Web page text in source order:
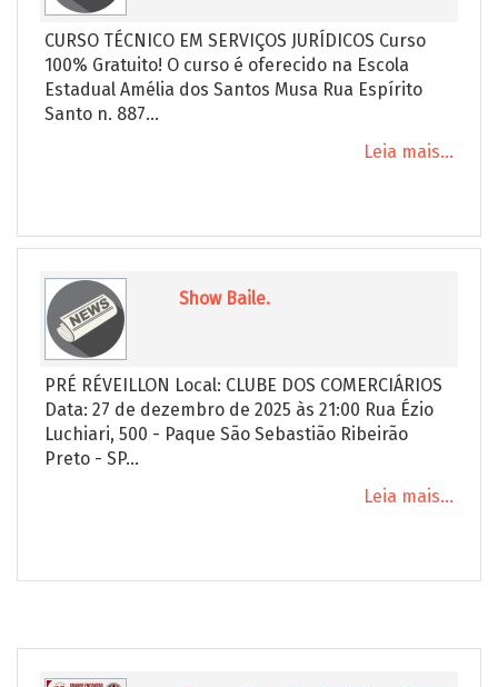
CURSO TÉCNICO EM SERVIÇOS JURÍDICOS Curso
100% Gratuito! O curso é oferecido na Escola
Estadual Amélia dos Santos Musa Rua Espírito
Santo n. 887...
Leia mais...
Show Baile.
PRÉ RÉVEILLON Local: CLUBE DOS COMERCIÁRIOS
Data: 27 de dezembro de 2025 às 21:00 Rua Ézio
Luchiari, 500 - Paque São Sebastião Ribeirão
Preto - SP...
Leia mais...